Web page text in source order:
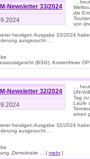
Newsletter 33/2024
…
die
von
heutigen Ausgabe 33/2024
ausgesucht ...
(BSG): Kostenfreier
Newsletter 32/2024
…
UN-
Tag
Laufe
einen
heutigen Ausgabe 32/2024
ausgesucht ...
„Demokratie ... [ mehr]